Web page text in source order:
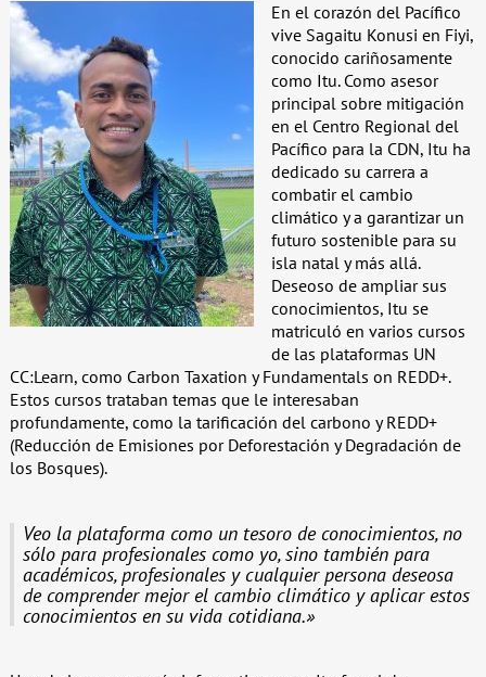
En el corazón del Pacífico
vive Sagaitu Konusi en Fiyi,
conocido cariñosamente
como Itu. Como asesor
principal sobre mitigación
en el Centro Regional del
Pacífico para la CDN, Itu ha
dedicado su carrera a
combatir el cambio
climático y a garantizar un
futuro sostenible para su
isla natal y más allá.
Deseoso de ampliar sus
conocimientos, Itu se
matriculó en varios cursos
de las plataformas UN
CC:Learn, como Carbon Taxation y Fundamentals on REDD+.
Estos cursos trataban temas que le interesaban
profundamente, como la tarificación del carbono y REDD+
(Reducción de Emisiones por Deforestación y Degradación de
los Bosques).
Veo la plataforma como un tesoro de conocimientos, no
sólo para profesionales como yo, sino también para
académicos, profesionales y cualquier persona deseosa
de comprender mejor el cambio climático y aplicar estos
conocimientos en su vida cotidiana.»